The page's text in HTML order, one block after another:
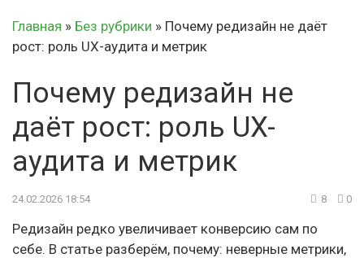
Главная » Без рубрики » Почему редизайн не даёт
рост: роль UX-аудита и метрик
Почему редизайн не
даёт рост: роль UX-
аудита и метрик
24.02.2026 18:54 8 0
Редизайн редко увеличивает конверсию сам по
себе. В статье разберём, почему: неверные метрики,